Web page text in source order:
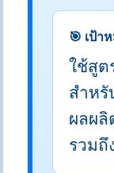
🎯 เป้
ใช้สูต
สำห
ผลผ
รวมถึ